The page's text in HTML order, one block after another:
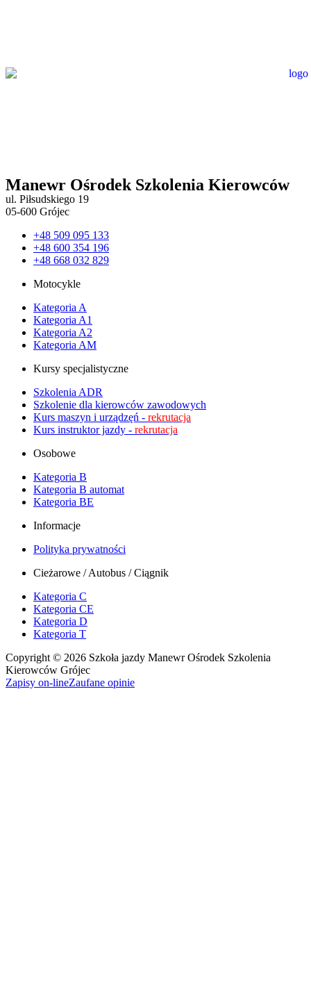
Manewr Ośrodek Szkolenia Kierowców
ul. Piłsudskiego 19
05-600 Grójec
+48 509 095 133
+48 600 354 196
+48 668 032 829
Motocykle
Kategoria A
Kategoria A1
Kategoria A2
Kategoria AM
Kursy specjalistyczne
Szkolenia ADR
Szkolenie dla kierowców zawodowych
Kurs maszyn i urządzęń - rekrutacja
Kurs instruktor jazdy - rekrutacja
Osobowe
Kategoria B
Kategoria B automat
Kategoria BE
Informacje
Polityka prywatności
Cieżarowe / Autobus / Ciągnik
Kategoria C
Kategoria CE
Kategoria D
Kategoria T
Copyright © 2026 Szkoła jazdy Manewr Ośrodek Szkolenia
Kierowców Grójec
Zapisy on-lineZaufane opinie